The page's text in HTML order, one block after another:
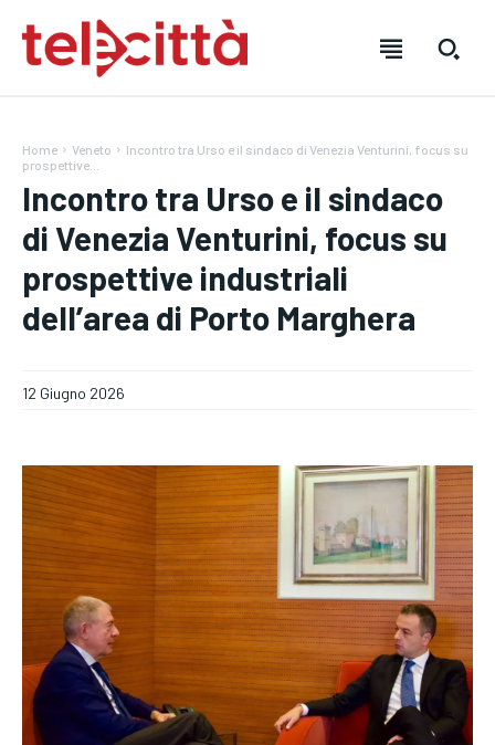
HOME
DIRETTE RADIO
CRONACA
VENETO
POLITICA
ECONOMIA
SPORT
GRUPPO
DIRETTE RADIO
CRONACA
VENETO
POLITICA
ECONOMIA
SPORT
DIRETTE RADIO
CRONACA
VENETO
POLITICA
ECONOMIA
SPORT
Home Veneto
Incontro tra Urso e il sindaco di Venezia Venturini, focus su
prospettive...
Incontro tra Urso e il sindaco
di Venezia Venturini, focus su
prospettive industriali
dell’area di Porto Marghera
12 Giugno 2026